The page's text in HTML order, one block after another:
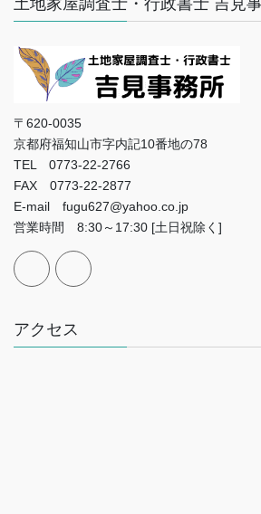
土地家屋調査士・行政書士 吉見
〒620-0035
京都府福知山市字内記10番地の78
TEL 0773-22-2766
FAX 0773-22-2877
E-mail fugu627@yahoo.co.jp
営業時間 8:30～17:30 [土日祝除く]
アクセス